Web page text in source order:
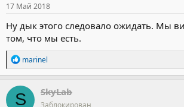
17 Май 2018
Ну дык этого следовало ожидать. Мы
том, что мы есть.
Р
е
а
к
ц
marinel
S SkyLab
Заблокирован